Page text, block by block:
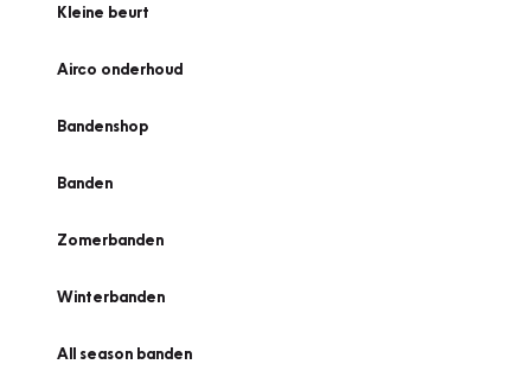
Kleine beurt
Airco onderhoud
Bandenshop
Banden
Zomerbanden
Winterbanden
All season banden